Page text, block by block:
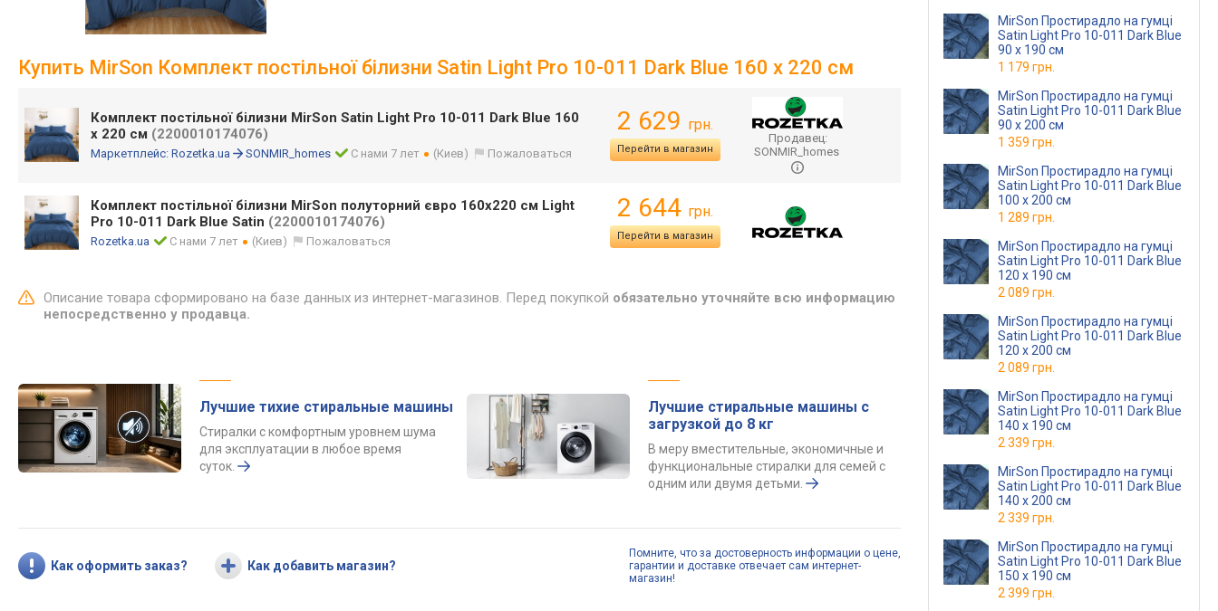
Купить MirSon Комплект постільної білизни Satin Light Pro 10-011 Dark Blue 160 x 220 см
Комплект постільної білизни MirSon Satin Light Pro 10-011 Dark Blue 160
x 220 см (2200010174076)
Маркетплейс: Rozetka.ua SONMIR_homes С нами 7 лет (Киев) Пожаловаться
2 629 грн.
Перейти в магазин
Продавец:
SONMIR_homes
Комплект постільної білизни MirSon полуторний євро 160x220 см Light
Pro 10-011 Dark Blue Satin (2200010174076)
Rozetka.ua С нами 7 лет (Киев) Пожаловаться
2 644 грн.
Перейти в магазин
Описание товара сформировано на базе данных из интернет-магазинов. Перед покупкой обязательно уточняйте всю информацию
непосредственно у продавца.
Лучшие тихие стиральные машины
Стиралки с комфортным уровнем шума
для эксплуатации в любое время
суток.
Лучшие стиральные машины с
загрузкой до 8 кг
В меру вместительные, экономичные и
функциональные стиралки для семей с
одним или двумя детьми.
Как оформить заказ? Как добавить магазин?
Помните, что за достоверность информации о цене,
гарантии и доставке отвечает сам интернет-
магазин!
MirSon Простирадло на гумці
Satin Light Pro 10-011 Dark Blue
90 х 190 см
1 179 грн.
MirSon Простирадло на гумці
Satin Light Pro 10-011 Dark Blue
90 х 200 см
1 359 грн.
MirSon Простирадло на гумці
Satin Light Pro 10-011 Dark Blue
100 х 200 см
1 289 грн.
MirSon Простирадло на гумці
Satin Light Pro 10-011 Dark Blue
120 х 190 см
2 089 грн.
MirSon Простирадло на гумці
Satin Light Pro 10-011 Dark Blue
120 х 200 см
2 089 грн.
MirSon Простирадло на гумці
Satin Light Pro 10-011 Dark Blue
140 х 190 см
2 339 грн.
MirSon Простирадло на гумці
Satin Light Pro 10-011 Dark Blue
140 х 200 см
2 339 грн.
MirSon Простирадло на гумці
Satin Light Pro 10-011 Dark Blue
150 х 190 см
2 399 грн.